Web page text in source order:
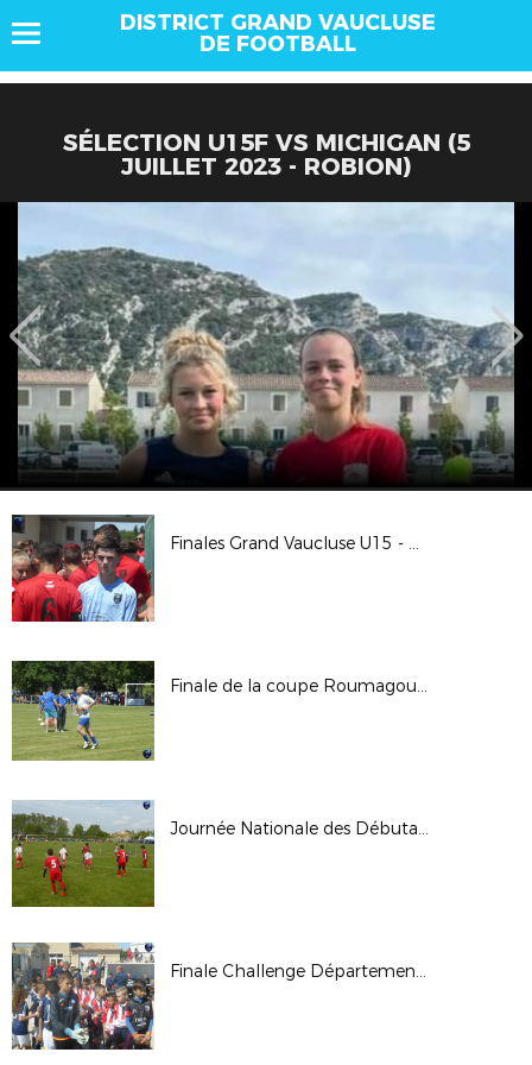
DISTRICT GRAND VAUCLUSE
DE FOOTBALL
SÉLECTION U15F VS MICHIGAN (5
JUILLET 2023 - ROBION)
Finales Grand Vaucluse U15 - U17 - U19 / Vedène 2019
Finale de la coupe Roumagoux 2019 - Les Vignères / Cheval-Blanc
Journée Nationale des Débutants U6-U7 / Cheval-Blanc 2019
Finale Challenge Départemental U11 à Vaison